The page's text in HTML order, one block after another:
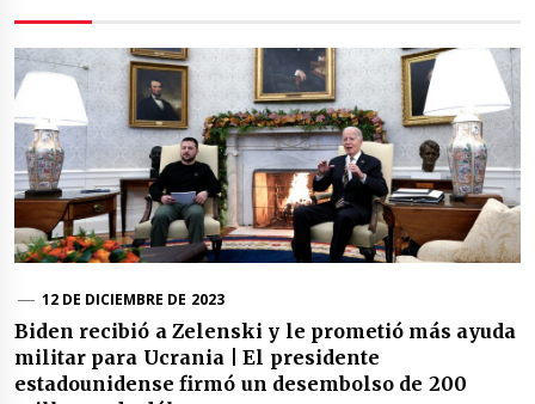
12 DE DICIEMBRE DE 2023
Biden recibió a Zelenski y le prometió más ayuda
militar para Ucrania | El presidente
estadounidense firmó un desembolso de 200